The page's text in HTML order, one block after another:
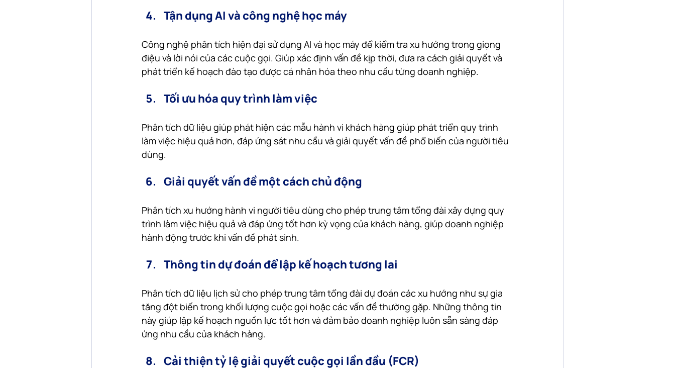
Tận dụng AI và công nghệ học máy
Công nghệ phân tích hiện đại sử dụng AI và học máy để kiểm tra xu hướng trong giọng
điệu và lời nói của các cuộc gọi. Giúp xác định vấn đề kịp thời, đưa ra cách giải quyết và
phát triển kế hoạch đào tạo được cá nhân hóa theo nhu cầu từng doanh nghiệp.
Tối ưu hóa quy trình làm việc
Phân tích dữ liệu giúp phát hiện các mẫu hành vi khách hàng giúp phát triển quy trình
làm việc hiệu quả hơn, đáp ứng sát nhu cầu và giải quyết vấn đề phổ biến của người tiêu
dùng.
Giải quyết vấn đề một cách chủ động
Phân tích xu hướng hành vi người tiêu dùng cho phép trung tâm tổng đài xây dựng quy
trình làm việc hiệu quả và đáp ứng tốt hơn kỳ vọng của khách hàng, giúp doanh nghiệp
hành động trước khi vấn đề phát sinh.
Thông tin dự đoán để lập kế hoạch tương lai
Phân tích dữ liệu lịch sử cho phép trung tâm tổng đài dự đoán các xu hướng như sự gia
tăng đột biến trong khối lượng cuộc gọi hoặc các vấn đề thường gặp. Những thông tin
này giúp lập kế hoạch nguồn lực tốt hơn và đảm bảo doanh nghiệp luôn sẵn sàng đáp
ứng nhu cầu của khách hàng.
Cải thiện tỷ lệ giải quyết cuộc gọi lần đầu (FCR)